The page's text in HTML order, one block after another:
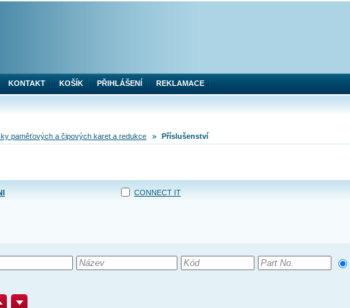
paměťových a čipových karet a redukce Příslušenství
CONNECT IT
KONTAKT KOŠÍK PŘIHLÁŠENÍ REKLAMACE